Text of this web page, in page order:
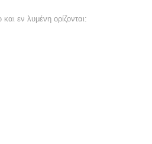
εν λυμένη ορίζονται: